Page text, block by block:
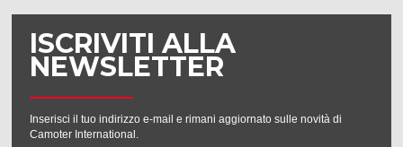
ISCRIVITI ALLA
NEWSLETTER
Inserisci il tuo indirizzo e-mail e rimani aggiornato sulle novità di
Camoter International.